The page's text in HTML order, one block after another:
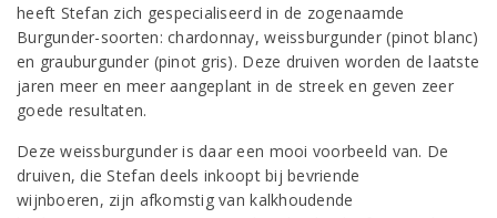
heeft Stefan zich gespecialiseerd in de zogenaamde
Burgunder-soorten: chardonnay, weissburgunder (pinot blanc)
en grauburgunder (pinot gris). Deze druiven worden de laatste
jaren meer en meer aangeplant in de streek en geven zeer
goede resultaten.
Deze weissburgunder is daar een mooi voorbeeld van. De
druiven, die Stefan deels inkoopt bij bevriende
wijnboeren, zijn afkomstig van kalkhoudende